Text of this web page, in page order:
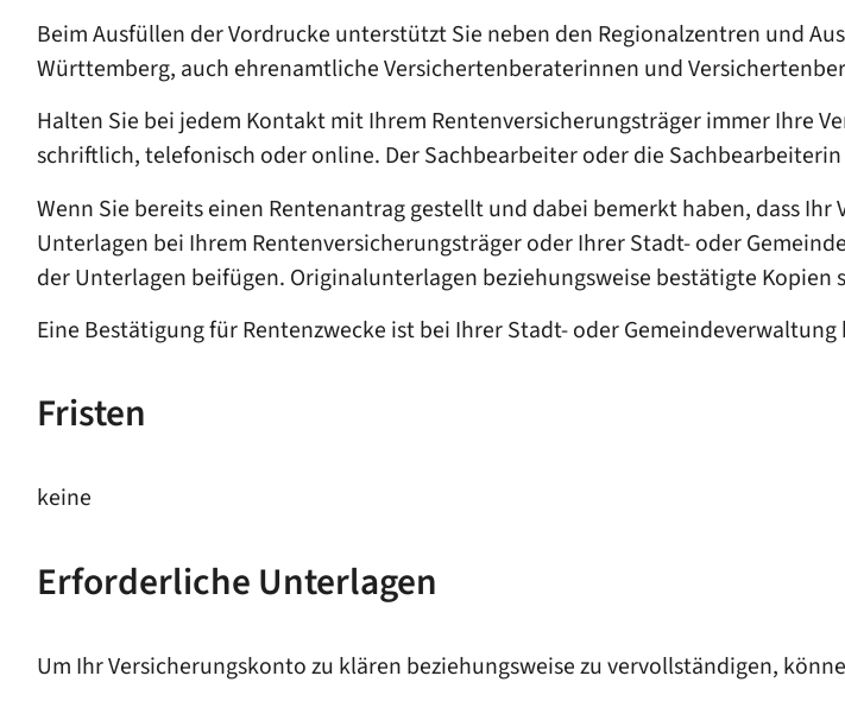
Beim Ausfüllen der Vordrucke unterstützt Sie neben den Regionalzentren und
Württemberg, auch ehrenamtliche Versichertenberaterinnen und
Halten Sie bei jedem Kontakt mit Ihrem Rentenversicherungsträger immer Ihre
schriftlich, telefonisch oder online. Der Sachbearbeiter oder die
Wenn Sie bereits einen Rentenantrag gestellt und dabei bemerkt haben, dass
Unterlagen bei Ihrem Rentenversicherungsträger oder Ihrer Stadt- oder
der Unterlagen beifügen. Originalunterlagen beziehungsweise bestätigte
Eine Bestätigung für Rentenzwecke ist bei Ihrer Stadt- oder Gemeindeverwaltung
Fristen
keine
Erforderliche Unterlagen
Um Ihr Versicherungskonto zu klären beziehungsweise zu vervollständigen,